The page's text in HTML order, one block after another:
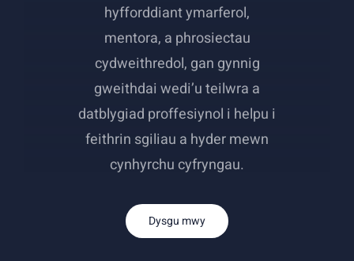
hyfforddiant ymarferol,
mentora, a phrosiectau
cydweithredol, gan gynnig
gweithdai wedi’u teilwra a
datblygiad proffesiynol i helpu i
feithrin sgiliau a hyder mewn
cynhyrchu cyfryngau.
Dysgu mwy